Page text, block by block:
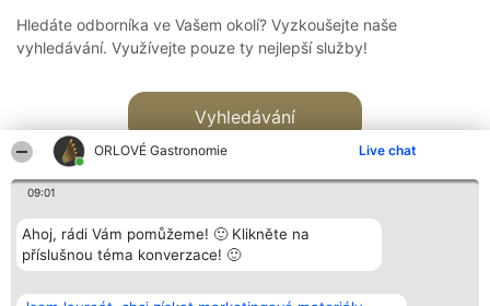
ORLOVÉ Gastronomie Live chat
09:01
Ahoj, rádi Vám pomůžeme! 🙂 Klikněte na
příslušnou téma konverzace! 🙂
Hledáte odborníka ve Vašem okolí? Vyzkoušejte naše
vyhledávání. Využívejte pouze ty nejlepší služby!
Vyhledávání
Bright Side Solutions sp. z o.
Vítězové
Kontakt